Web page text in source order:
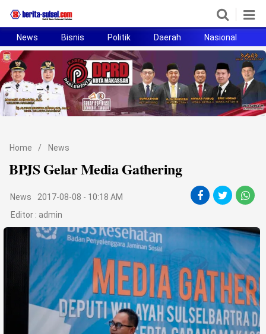
Home
News
Politik
Bisnis
Hukum
Sport
Life Style
Profil
News Bisnis Politik Daerah Nasional
Home / News
BPJS Gelar Media Gathering
News
2017-08-08 - 10:18 AM
Editor : admin